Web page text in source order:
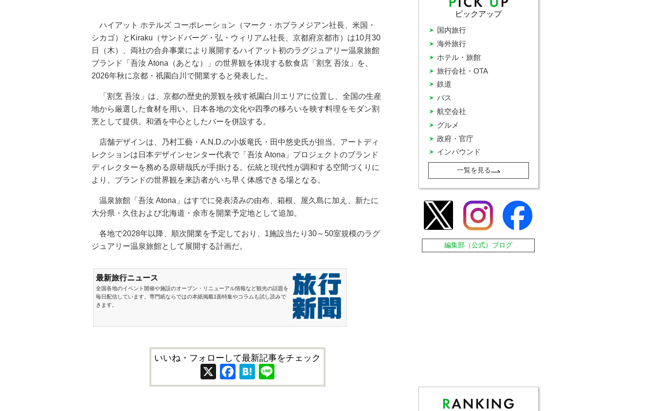
ハイアット ホテルズ コーポレーション（マーク・ホプラメジアン社長、米国・
シカゴ）とKiraku（サンドバーグ・弘・ウィリアム社長、京都府京都市）は10月30
日（木）、両社の合弁事業により展開するハイアット初のラグジュアリー温泉旅館
ブランド「吾汝 Atona（あとな）」の世界観を体現する飲食店「割烹 吾汝」を、
2026年秋に京都・祇園白川で開業すると発表した。
「割烹 吾汝」は、京都の歴史的景観を残す祇園白川エリアに位置し、全国の生産
地から厳選した食材を用い、日本各地の文化や四季の移ろいを映す料理をモダン割
烹として提供。和酒を中心としたバーを併設する。
店舗デザインは、乃村工藝・A.N.D.の小坂竜氏・田中悠史氏が担当。アートディ
レクションは日本デザインセンター代表で「吾汝 Atona」プロジェクトのブランド
ディレクターを務める原研哉氏が手掛ける。伝統と現代性が調和する空間づくりに
より、ブランドの世界観を来訪者がいち早く体感できる場となる。
温泉旅館「吾汝 Atona」はすでに発表済みの由布、箱根、屋久島に加え、新たに
大分県・久住および北海道・余市を開業予定地として追加。
各地で2028年以降、順次開業を予定しており、1施設当たり30～50室規模のラグ
ジュアリー温泉旅館として展開する計画だ。
最新旅行ニュース
全国各地のイベント開催や施設のオープン・リニューアル情報など観光の話題を
毎日配信しています。専門紙ならではの本紙掲載1面特集やコラムも試し読みで
きます。
いいね・フォローして最新記事をチェック
X Facebook
Hatena
ピックアップ
インバウンド
グルメ
バス
ホテル・旅館
国内旅行
政府・官庁
旅行会社・OTA
海外旅行
航空会社
鉄道
一覧を見る
編集部（公式）ブログ